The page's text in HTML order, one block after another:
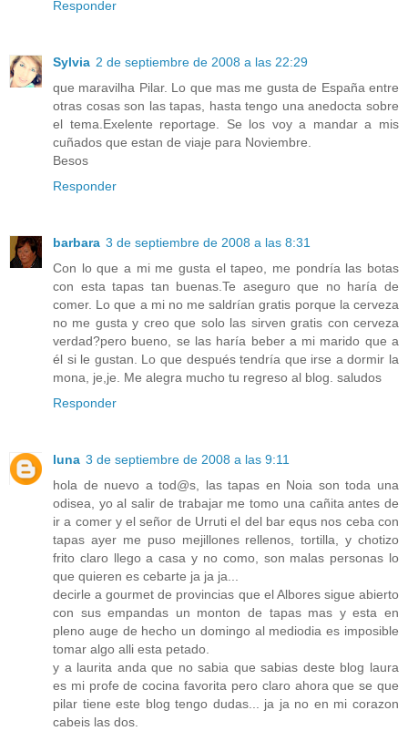
Responder
Sylvia 2 de septiembre de 2008 a las 22:29
que maravilha Pilar. Lo que mas me gusta de España entre
otras cosas son las tapas, hasta tengo una anedocta sobre
el tema.Exelente reportage. Se los voy a mandar a mis
cuñados que estan de viaje para Noviembre.
Besos
Responder
barbara 3 de septiembre de 2008 a las 8:31
Con lo que a mi me gusta el tapeo, me pondría las botas
con esta tapas tan buenas.Te aseguro que no haría de
comer. Lo que a mi no me saldrían gratis porque la cerveza
no me gusta y creo que solo las sirven gratis con cerveza
verdad?pero bueno, se las haría beber a mi marido que a
él si le gustan. Lo que después tendría que irse a dormir la
mona, je,je. Me alegra mucho tu regreso al blog. saludos
Responder
luna 3 de septiembre de 2008 a las 9:11
hola de nuevo a tod@s, las tapas en Noia son toda una
odisea, yo al salir de trabajar me tomo una cañita antes de
ir a comer y el señor de Urruti el del bar equs nos ceba con
tapas ayer me puso mejillones rellenos, tortilla, y chotizo
frito claro llego a casa y no como, son malas personas lo
que quieren es cebarte ja ja ja...
decirle a gourmet de provincias que el Albores sigue abierto
con sus empandas un monton de tapas mas y esta en
pleno auge de hecho un domingo al mediodia es imposible
tomar algo alli esta petado.
y a laurita anda que no sabia que sabias deste blog laura
es mi profe de cocina favorita pero claro ahora que se que
pilar tiene este blog tengo dudas... ja ja no en mi corazon
cabeis las dos.